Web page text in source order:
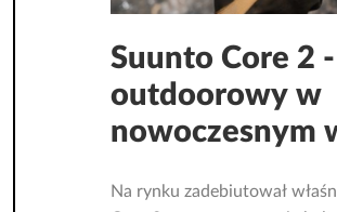
Suunto Core 2
outdoorowy w
nowoczesnym
Na rynku zadebiutował